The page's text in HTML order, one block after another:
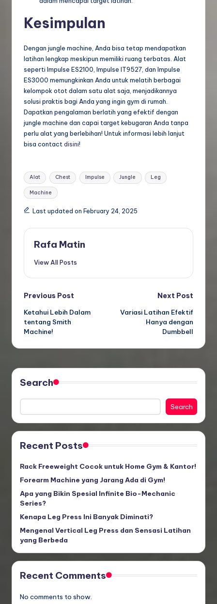
Kesimpulan
Dengan jungle machine, Anda bisa tetap mendapatkan
latihan lengkap meskipun memiliki ruang terbatas. Alat
seperti Impulse ES2100, Impulse IT9527, dan Impulse
ES3000 memungkinkan Anda untuk melatih berbagai
kelompok otot dalam satu alat saja, menjadikannya
solusi praktis bagi Anda yang ingin gym di rumah.
Dapatkan pengalaman berlatih yang efektif dengan
jungle machine dan capai target kebugaran Anda tanpa
perlu alat yang berlebihan! Untuk informasi lebih lanjut
bisa contact disini!
Tags:
Alat Chest Impulse Jungle Leg
Machine
Last updated on February 24, 2025
Rafa Matin
View All Posts
Post
navigation
Previous Post
Ketahui Lebih Dalam
tentang Smith
Machine!
Next Post
Variasi Latihan Efektif
Hanya dengan
Dumbbell
Search
Search
Recent Posts
Rack Freeweight Cocok untuk Home Gym & Kantor!
Forearm Machine yang Jarang Ada di Gym!
Apa yang Bikin Spesial Infinite Bio-Mechanic
Series?
Kenapa Leg Press Ini Banyak Diminati?
Mengenal Vertical Leg Press dan Sensasi Latihan
yang Berbeda
Recent Comments
No comments to show.